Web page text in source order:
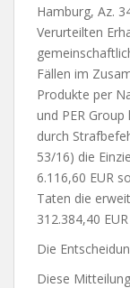
Hamburg, Az.
Verurteilten
Fällen im
Produkte per
und PER
durch
53/16) die
6.116,60 EUR
Taten die
312.384,40
Die
Diese